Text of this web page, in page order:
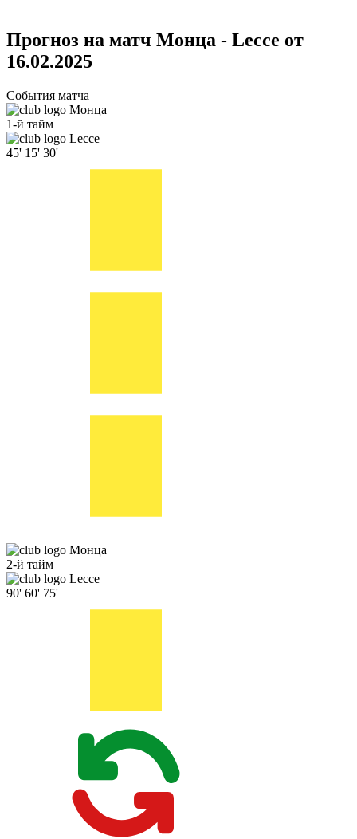
Прогноз на матч Монца - Lecce от
16.02.2025
События матча
Монца
1-й тайм
Lecce
45' 15' 30'
Монца
2-й тайм
Lecce
90' 60' 75'